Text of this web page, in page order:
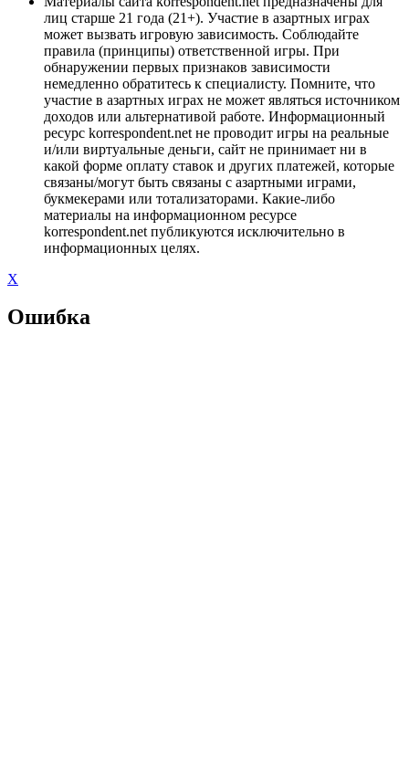
лиц старше 21 года (21+). Участие в азартных играх
может вызвать игровую зависимость. Соблюдайте
правила (принципы) ответственной игры. При
обнаружении первых признаков зависимости
немедленно обратитесь к специалисту. Помните, что
участие в азартных играх не может являться источником
доходов или альтернативой работе. Информационный
ресурс korrespondent.net не проводит игры на реальные
и/или виртуальные деньги, сайт не принимает ни в
какой форме оплату ставок и других платежей, которые
связаны/могут быть связаны с азартными играми,
букмекерами или тотализаторами. Какие-либо
материалы на информационном ресурсе
korrespondent.net публикуются исключительно в
информационных целях.
X
Ошибка